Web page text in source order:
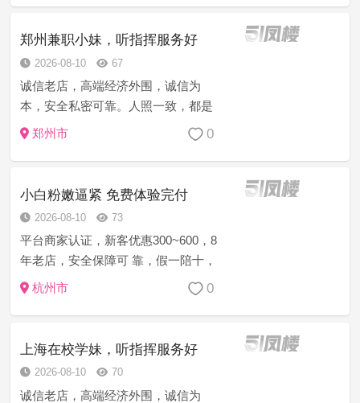
跑等等…立...
郑州兼职小妹，听指挥服务好
2026-08-10 67
诚信老店，高端经济外围，诚信为
本，安全私密可靠。人照一致，都是
本人姑娘，学生妹，少妇，御姐，护
理念打造完美体验！非诚勿扰！
郑州市 0
小白粉嫩逼紧 免费体验完付
2026-08-10 73
平台商家认证，新客优惠300~600，8
年老店，安全保障可 靠，假一陪十，
诚信上门服务，注:如果有客户支付费
跑等等…立...
杭州市 0
上海在校学妹，听指挥服务好
2026-08-10 70
诚信老店，高端经济外围，诚信为